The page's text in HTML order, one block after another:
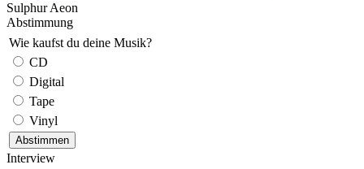
Sulphur Aeon
Abstimmung
Wie kaufst du deine Musik?
CD
Digital
Tape
Vinyl
Interview